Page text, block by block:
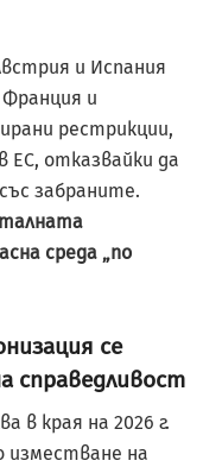
и Испания
и
рестрикции,
ЕС, отказвайки да
забраните.
среда „по
се
справедливост
в края на 2026 г.
изместване на